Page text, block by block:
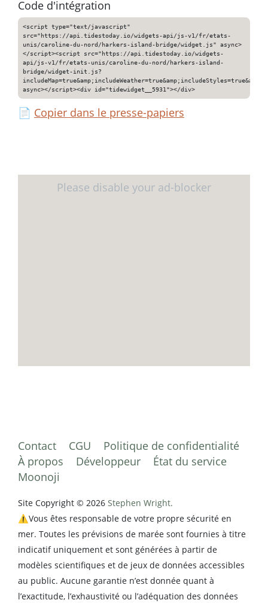
Code d'intégration
<script type="text/javascript"
src="https://api.tidestoday.io/widgets-api/js-v1/fr/etats-
unis/caroline-du-nord/harkers-island-bridge/widget.js" async>
</script><script src="https://api.tidestoday.io/widgets-
api/js-v1/fr/etats-unis/caroline-du-nord/harkers-island-
bridge/widget-init.js?
async></script><div id="tidewidget__5931"></div>
📄 Copier dans le presse-papiers
Contact CGU
Politique de confidentialité
À propos
Développeur
État du service
Moonoji
Site Copyright © 2026 Stephen Wright.
⚠️Vous êtes responsable de votre propre sécurité en
mer. Toutes les prévisions de marée sont fournies à titre
indicatif uniquement et sont générées à partir de
modèles scientifiques et de jeux de données accessibles
au public. Aucune garantie n’est donnée quant à
l’exactitude, l’exhaustivité ou l’adéquation des données